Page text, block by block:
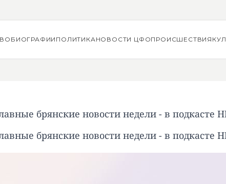
БИОГРАФИИ ПОЛИТИКАНОВОСТИ ЦФОПРОИСШЕСТВИЯ
брянские новости недели - в подкасте
брянские новости недели - в подкасте